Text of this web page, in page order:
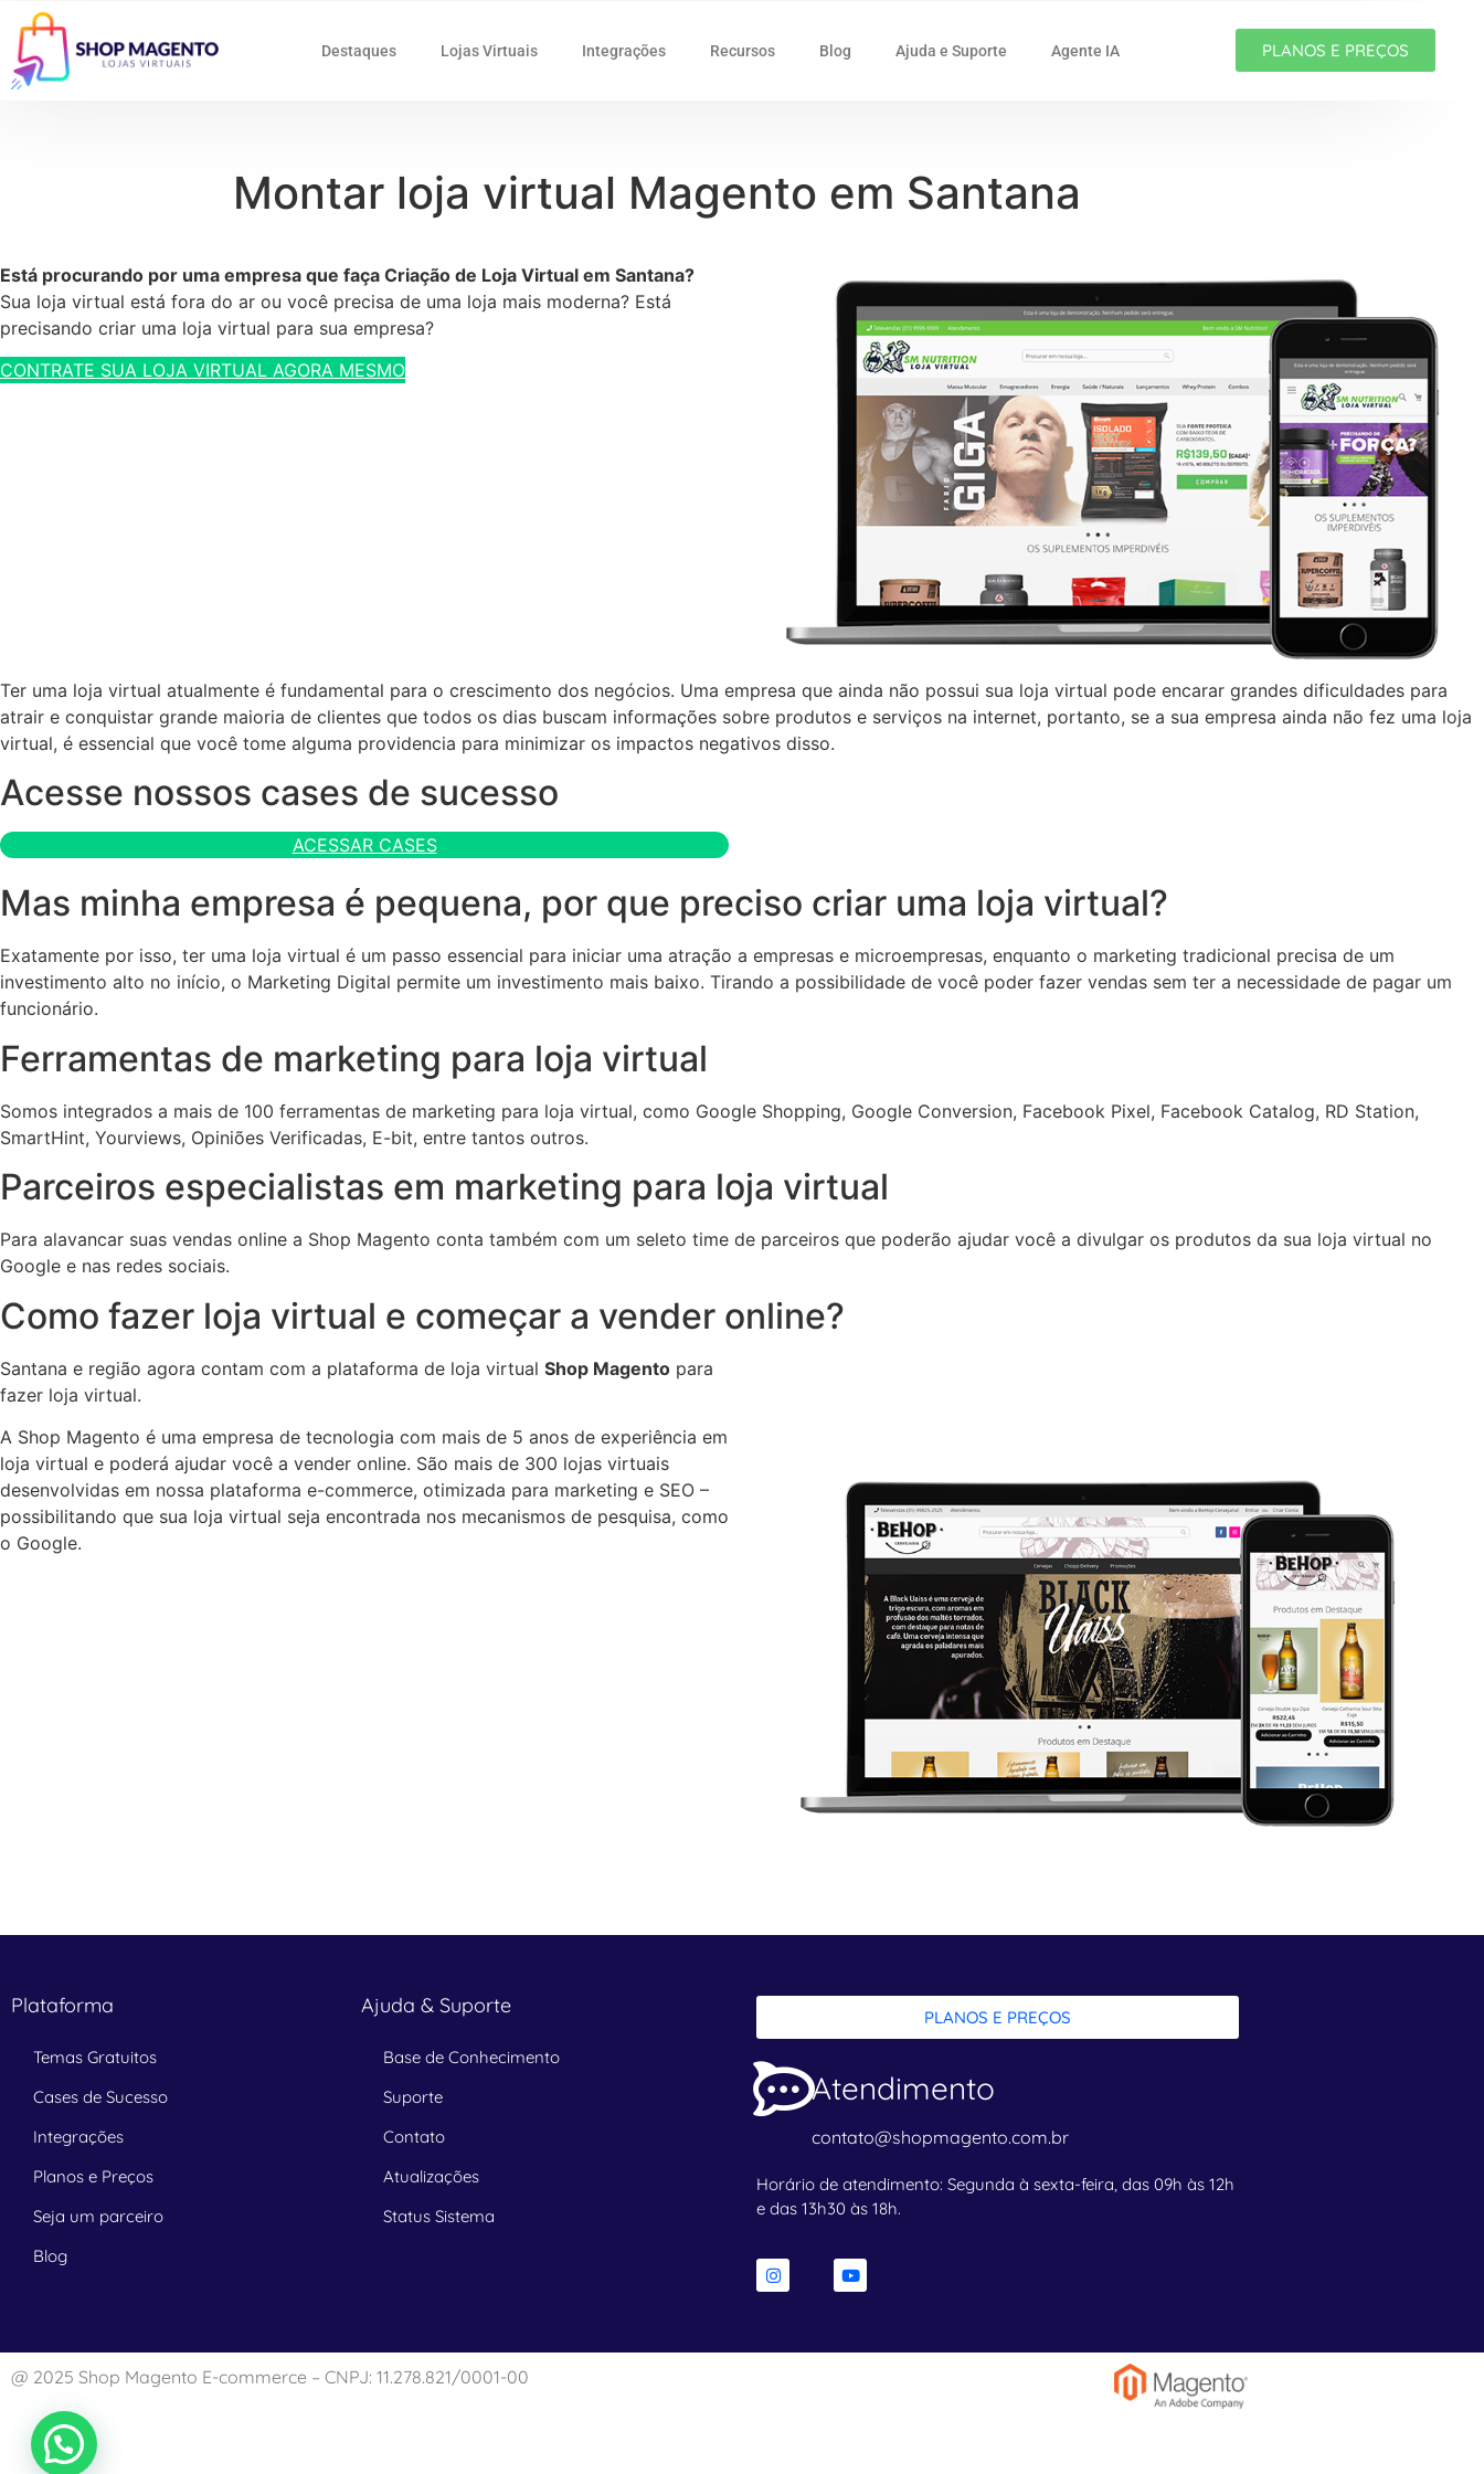
Destaques Lojas Virtuais Integrações Recursos Blog Ajuda e Suporte Agente IA PLANOS E PREÇOS
Montar loja virtual Magento em Santana
Está procurando por uma empresa que faça Criação de Loja Virtual em Santana?
Sua loja virtual está fora do ar ou você precisa de uma loja mais moderna? Está
precisando criar uma loja virtual para sua empresa?
CONTRATE SUA LOJA VIRTUAL AGORA MESMO
Ter uma loja virtual atualmente é fundamental para o crescimento dos negócios. Uma empresa que ainda não possui sua loja virtual pode encarar grandes dificuldades para
atrair e conquistar grande maioria de clientes que todos os dias buscam informações sobre produtos e serviços na internet, portanto, se a sua empresa ainda não fez uma loja
virtual, é essencial que você tome alguma providencia para minimizar os impactos negativos disso.
Acesse nossos cases de sucesso
ACESSAR CASES
Mas minha empresa é pequena, por que preciso criar uma loja virtual?
Exatamente por isso, ter uma loja virtual é um passo essencial para iniciar uma atração a empresas e microempresas, enquanto o marketing tradicional precisa de um
investimento alto no início, o Marketing Digital permite um investimento mais baixo. Tirando a possibilidade de você poder fazer vendas sem ter a necessidade de pagar um
funcionário.
Ferramentas de marketing para loja virtual
Somos integrados a mais de 100 ferramentas de marketing para loja virtual, como Google Shopping, Google Conversion, Facebook Pixel, Facebook Catalog, RD Station,
SmartHint, Yourviews, Opiniões Verificadas, E-bit, entre tantos outros.
Parceiros especialistas em marketing para loja virtual
Para alavancar suas vendas online a Shop Magento conta também com um seleto time de parceiros que poderão ajudar você a divulgar os produtos da sua loja virtual no
Google e nas redes sociais.
Como fazer loja virtual e começar a vender online?
Santana e região agora contam com a plataforma de loja virtual Shop Magento para
fazer loja virtual.
A Shop Magento é uma empresa de tecnologia com mais de 5 anos de experiência em
loja virtual e poderá ajudar você a vender online. São mais de 300 lojas virtuais
desenvolvidas em nossa plataforma e-commerce, otimizada para marketing e SEO –
possibilitando que sua loja virtual seja encontrada nos mecanismos de pesquisa, como
o Google.
Plataforma
Temas Gratuitos
Cases de Sucesso
Integrações
Planos e Preços
Seja um parceiro
Blog
Ajuda & Suporte
Base de Conhecimento
Suporte
Contato
Atualizações
Status Sistema
PLANOS E PREÇOS
Atendimento
contato@shopmagento.com.br
Horário de atendimento: Segunda à sexta-feira, das 09h às 12h
e das 13h30 às 18h.
@ 2025 Shop Magento E-commerce – CNPJ: 11.278.821/0001-00